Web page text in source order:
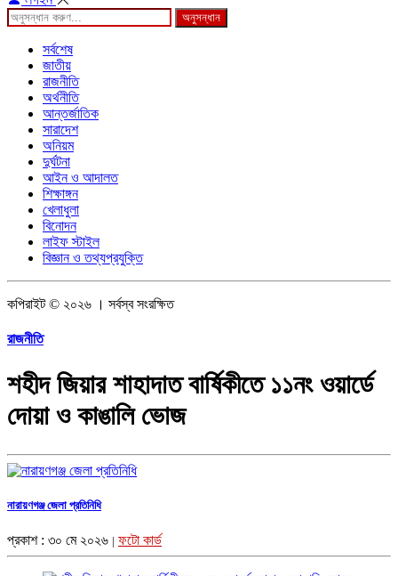
অনুসন্ধান
সর্বশেষ
জাতীয়
রাজনীতি
অর্থনীতি
আন্তর্জাতিক
সারাদেশ
অনিয়ম
দুর্ঘটনা
আইন ও আদালত
শিক্ষাঙ্গন
খেলাধুলা
বিনোদন
লাইফ স্টাইল
বিজ্ঞান ও তথ্যপ্রযুক্তি
কপিরাইট © ২০২৬ । সর্বস্ব সংরক্ষিত
রাজনীতি
শহীদ জিয়ার শাহাদাত বার্ষিকীতে ১১নং ওয়ার্ডে
দোয়া ও কাঙালি ভোজ
নারায়ণগঞ্জ জেলা প্রতিনিধি
প্রকাশ : ৩০ মে ২০২৬ | ফটো কার্ড